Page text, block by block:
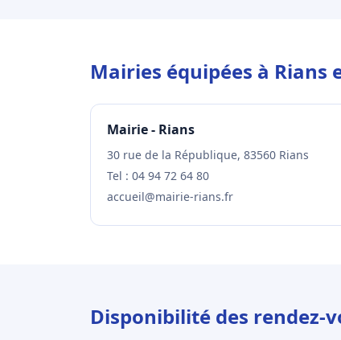
Mairies équipées à Rians
Mairie - Rians
30 rue de la République, 83560 Rians
Tel : 04 94 72 64 80
accueil@mairie-rians.fr
Disponibilité des rendez-